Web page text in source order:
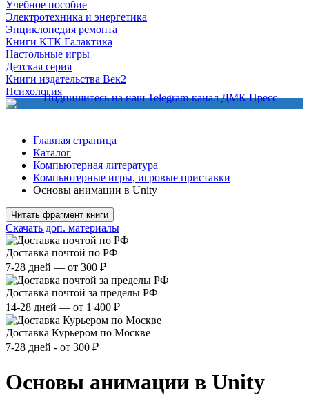
Учебное пособие
Электротехника и энергетика
Энциклопедия ремонта
Книги КТК Галактика
Настольные игры
Детская серия
Книги издательства Век2
Психология
Главная страница
Каталог
Компьютерная литература
Компьютерные игры, игровые приставки
Основы анимации в Unity
Читать фрагмент книги
Скачать доп. материалы
Доставка почтой по РФ
7-28 дней — от 300 ₽
Доставка почтой за пределы РФ
14-28 дней — от 1 400 ₽
Доставка Курьером по Москве
7-28 дней - от 300 ₽
Основы анимации в Unity